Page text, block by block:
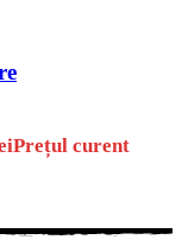
Prețul curent